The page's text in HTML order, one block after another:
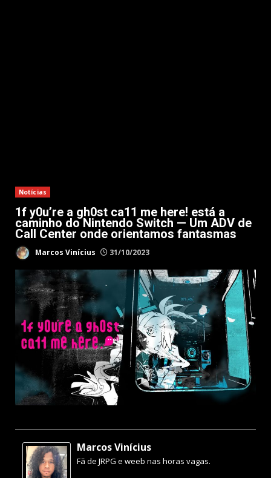
Notícias
1f y0u’re a gh0st ca11 me here! está a
caminho do Nintendo Switch — Um ADV de
Call Center onde orientamos fantasmas
Marcos Vinícius 31/10/2023
Marcos Vinícius
Fã de JRPG e weeb nas horas vagas.